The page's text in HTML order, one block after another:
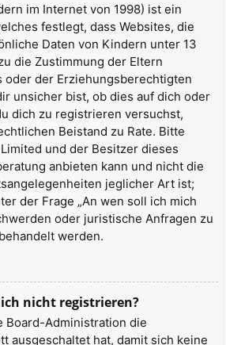
im Internet von 1998) ist ein
festlegt, dass Websites, die
Daten von Kindern unter 13
die Zustimmung der Eltern
oder der Erziehungsberechtigten
unsicher bist, ob dies auf dich oder
dich zu registrieren versuchst,
Beistand zu Rate. Bitte
und der Besitzer dieses
anbieten kann und nicht die
jeglicher Art ist;
der Frage „An wen soll ich mich
oder juristische Anfragen zu
werden.
nicht registrieren?
Board-Administration die
ausgeschaltet hat, damit sich keine